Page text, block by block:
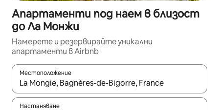
Апартаменти под наем в близост
до Ла Монжи
Намерете и резервирайте уникални
апартаменти в Airbnb
Местоположение
Когато резултатите се покажат, използвайте
Настаняване